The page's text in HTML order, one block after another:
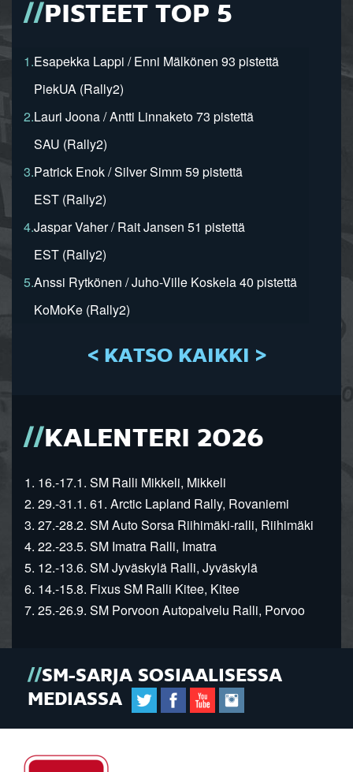
PISTEET TOP 5
1.Esapekka Lappi / Enni Mälkönen 93 pistettä
PiekUA (Rally2)
2.Lauri Joona / Antti Linnaketo 73 pistettä
SAU (Rally2)
3.Patrick Enok / Silver Simm 59 pistettä
EST (Rally2)
4.Jaspar Vaher / Rait Jansen 51 pistettä
EST (Rally2)
5.Anssi Rytkönen / Juho-Ville Koskela 40 pistettä
KoMoKe (Rally2)
< KATSO KAIKKI >
KALENTERI 2026
1. 16.-17.1. SM Ralli Mikkeli, Mikkeli
2. 29.-31.1. 61. Arctic Lapland Rally, Rovaniemi
3. 27.-28.2. SM Auto Sorsa Riihimäki-ralli, Riihimäki
4. 22.-23.5. SM Imatra Ralli, Imatra
5. 12.-13.6. SM Jyväskylä Ralli, Jyväskylä
6. 14.-15.8. Fixus SM Ralli Kitee, Kitee
7. 25.-26.9. SM Porvoon Autopalvelu Ralli, Porvoo
SM-SARJA SOSIAALISESSA
MEDIASSA